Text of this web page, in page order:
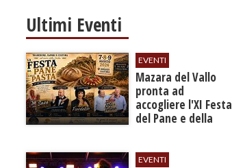
Ultimi Eventi
EVENTI
Mazara del Vallo
pronta ad
accogliere l'XI Festa
del Pane e della
EVENTI